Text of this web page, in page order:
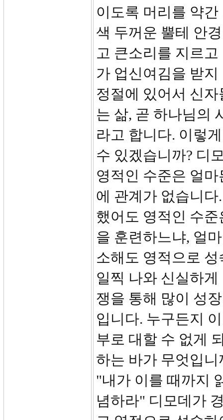
이도록 머리를 약
색 두꺼운 뿔테 안
고 큰소리를 지르
가 업신여김을 받
정절에 있어서 신
는 삶, 곧 하나님의
라고 합니다. 이렇
수 있겠습니까? 디
영적인 수준은 얼
에 관계가 없습니
했어도 영적인 수
을 훈련하느냐, 얼
소해도 영적으로
일찍 나와 신실하
쟁을 통해 많이 성
입니다. 누구든지
부로 대할 수 없게
하는 바가 무엇입
"내가 이를 때까지
념하라" 디모데가